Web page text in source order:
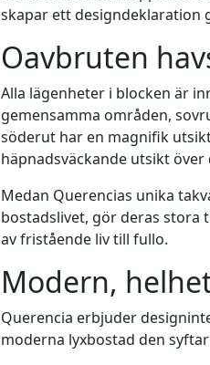
skapar ett designdeklaration
Oavbruten
Alla lägenheter i blocken är
gemensamma områden,
söderut har en magnifik
häpnadsväckande utsikt
Medan Querencias unika
bostadslivet, gör deras stora
av fristående liv till fullo.
Modern,
Querencia erbjuder
moderna lyxbostad den